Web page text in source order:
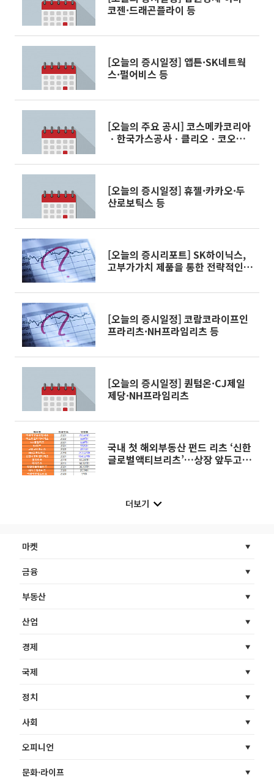
코젠·드래곤플라이 등
[오늘의 증시일정] 앱튼·SK네트웍
스·펄어비스 등
[오늘의 주요 공시] 코스메카코리아
ㆍ한국가스공사ㆍ클리오ㆍ코오롱
[오늘의 증시일정] 휴젤·카카오·두
산로보틱스 등
[오늘의 증시리포트] SK하이닉스,
고부가가치 제품을 통한 전략적인
[오늘의 증시일정] 코람코라이프인
프라리츠·NH프라임리츠 등
[오늘의 증시일정] 퀀텀온·CJ제일
제당·NH프라임리츠
국내 첫 해외부동산 펀드 리츠 ‘신한
글로벌액티브리츠’…상장 앞두고
더보기
마켓
금융
부동산
산업
경제
국제
정치
사회
오피니언
문화·라이프